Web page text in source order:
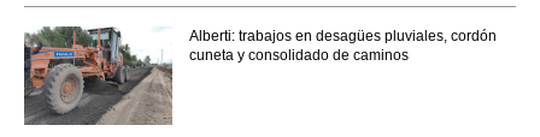
Alberti: trabajos en desagües pluviales, cordón
cuneta y consolidado de caminos